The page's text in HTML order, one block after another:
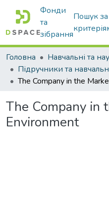
Фонди
та
зібрання
Пошук за
Головна
The Company in
Environment